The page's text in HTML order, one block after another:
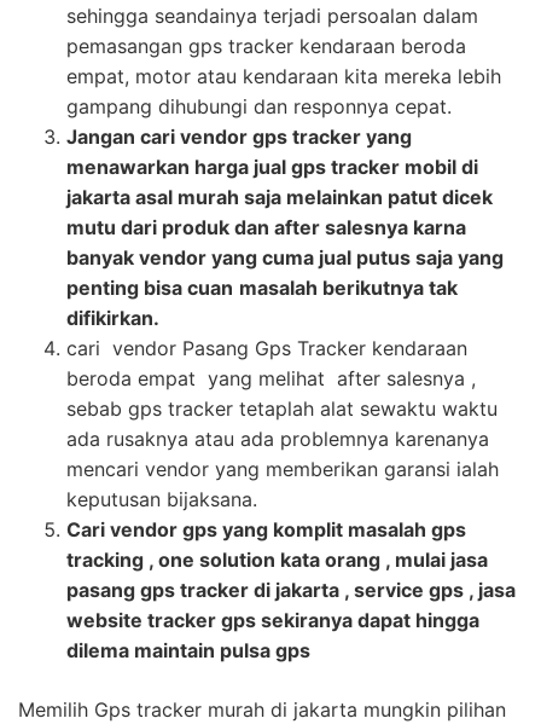
sehingga seandainya terjadi persoalan dalam
pemasangan gps tracker kendaraan beroda
empat, motor atau kendaraan kita mereka lebih
gampang dihubungi dan responnya cepat.
Jangan cari vendor gps tracker yang
menawarkan harga jual gps tracker mobil di
jakarta asal murah saja melainkan patut dicek
mutu dari produk dan after salesnya karna
banyak vendor yang cuma jual putus saja yang
penting bisa cuan masalah berikutnya tak
difikirkan.
cari vendor Pasang Gps Tracker kendaraan
beroda empat yang melihat after salesnya ,
sebab gps tracker tetaplah alat sewaktu waktu
ada rusaknya atau ada problemnya karenanya
mencari vendor yang memberikan garansi ialah
keputusan bijaksana.
Cari vendor gps yang komplit masalah gps
tracking , one solution kata orang , mulai jasa
pasang gps tracker di jakarta , service gps , jasa
website tracker gps sekiranya dapat hingga
dilema maintain pulsa gps
Memilih Gps tracker murah di jakarta mungkin pilihan